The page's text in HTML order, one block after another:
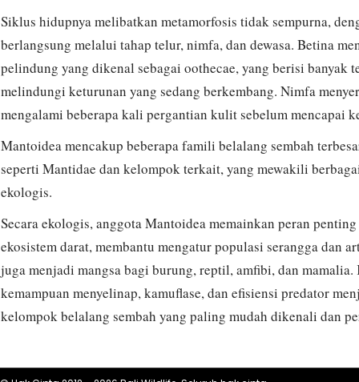
Siklus hidupnya melibatkan metamorfosis tidak sempurna,
berlangsung melalui tahap telur, nimfa, dan dewasa. Betina
pelindung yang dikenal sebagai oothecae, yang berisi banyak
melindungi keturunan yang sedang berkembang. Nimfa
mengalami beberapa kali pergantian kulit sebelum mencapai
Mantoidea mencakup beberapa famili belalang sembah
seperti Mantidae dan kelompok terkait, yang mewakili
ekologis.
Secara ekologis, anggota Mantoidea memainkan peran
ekosistem darat, membantu mengatur populasi serangga dan
juga menjadi mangsa bagi burung, reptil, amfibi, dan mamalia.
kemampuan menyelinap, kamuflase, dan efisiensi predator
kelompok belalang sembah yang paling mudah dikenali dan